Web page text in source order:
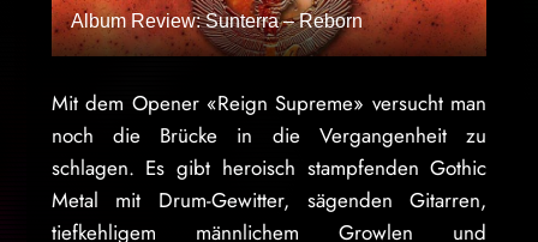
Album Review: Sunterra – Reborn
Mit dem Opener «Reign Supreme» versucht man
noch die Brücke in die Vergangenheit zu
schlagen. Es gibt heroisch stampfenden Gothic
Metal mit Drum-Gewitter, sägenden Gitarren,
tiefkehligem männlichem Growlen und